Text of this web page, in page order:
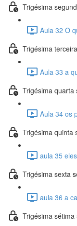
Trigésima
Aula 32 O
Trigésima
Aula 33 a
Trigésima quarta
Aula 34 os
Trigésima quinta
aula 35
Trigésima sexta
aula 36 a
Trigésima sétima